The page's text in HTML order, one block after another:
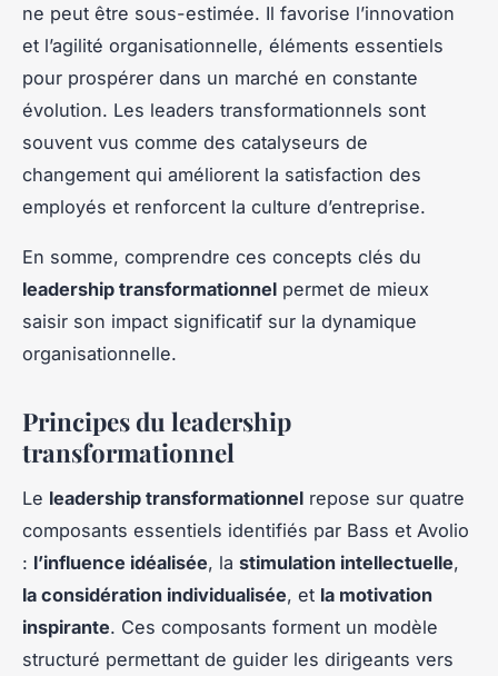
ne peut être sous-estimée. Il favorise l’innovation
et l’agilité organisationnelle, éléments essentiels
pour prospérer dans un marché en constante
évolution. Les leaders transformationnels sont
souvent vus comme des catalyseurs de
changement qui améliorent la satisfaction des
employés et renforcent la culture d’entreprise.
En somme, comprendre ces concepts clés du
leadership transformationnel permet de mieux
saisir son impact significatif sur la dynamique
organisationnelle.
Principes du leadership
transformationnel
Le leadership transformationnel repose sur quatre
composants essentiels identifiés par Bass et Avolio
: l’influence idéalisée, la stimulation intellectuelle,
la considération individualisée, et la motivation
inspirante. Ces composants forment un modèle
structuré permettant de guider les dirigeants vers